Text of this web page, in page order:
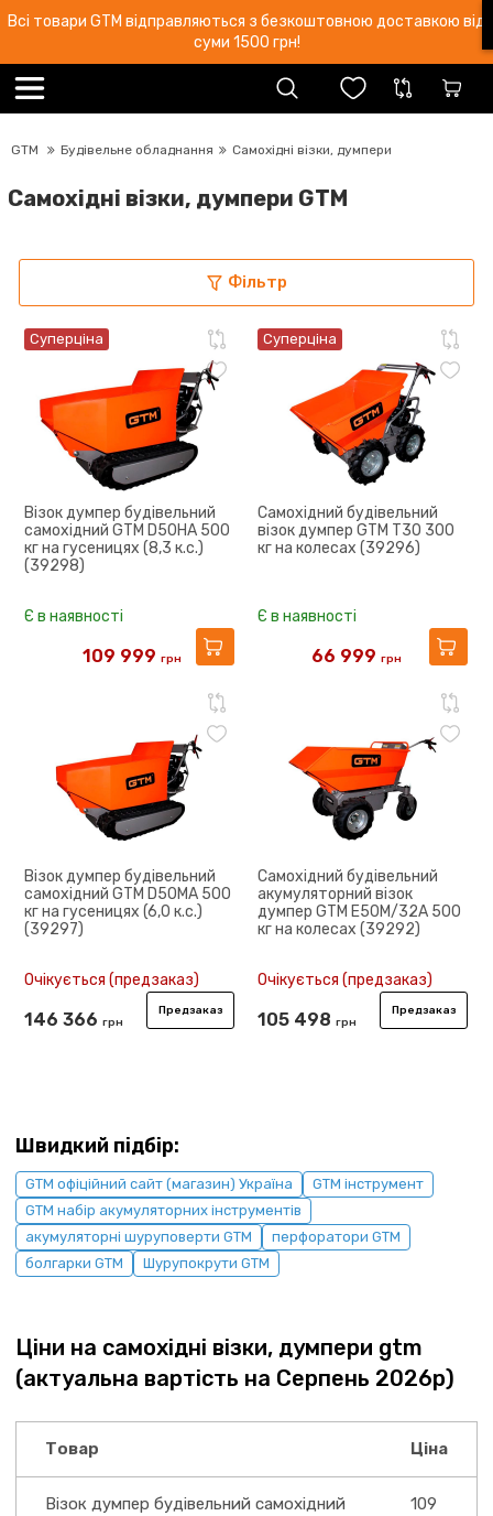
Всі товари GTM відправляються з безкоштовною доставкою від
суми 1500 грн!
GTM Будівельне обладнання Самохідні візки, думпери
Самохідні візки, думпери GTM
Фільтр
Суперціна
Візок думпер будівельний
самохідний GTM D50HA 500
кг на гусеницях (8,3 к.с.)
(39298)
Є в наявності
109 999 грн
Суперціна
Самохідний будівельний
візок думпер GTM T30 300
кг на колесах (39296)
Є в наявності
66 999 грн
Візок думпер будівельний
самохідний GTM D50MA 500
кг на гусеницях (6,0 к.с.)
(39297)
Очікується (предзаказ)
146 366 грн
Предзаказ
Самохідний будівельний
акумуляторний візок
думпер GTM E50M/32A 500
кг на колесах (39292)
Очікується (предзаказ)
105 498 грн
Предзаказ
Швидкий підбір:
GTM офіційний сайт (магазин) Україна
GTM інструмент
GTM набір акумуляторних інструментів
акумуляторні шуруповерти GTM
перфоратори GTM
болгарки GTM
Шурупокрути GTM
Ціни на самохідні візки, думпери gtm
(актуальна вартість на Серпень 2026р)
Товар Ціна
Візок думпер будівельний самохідний
109